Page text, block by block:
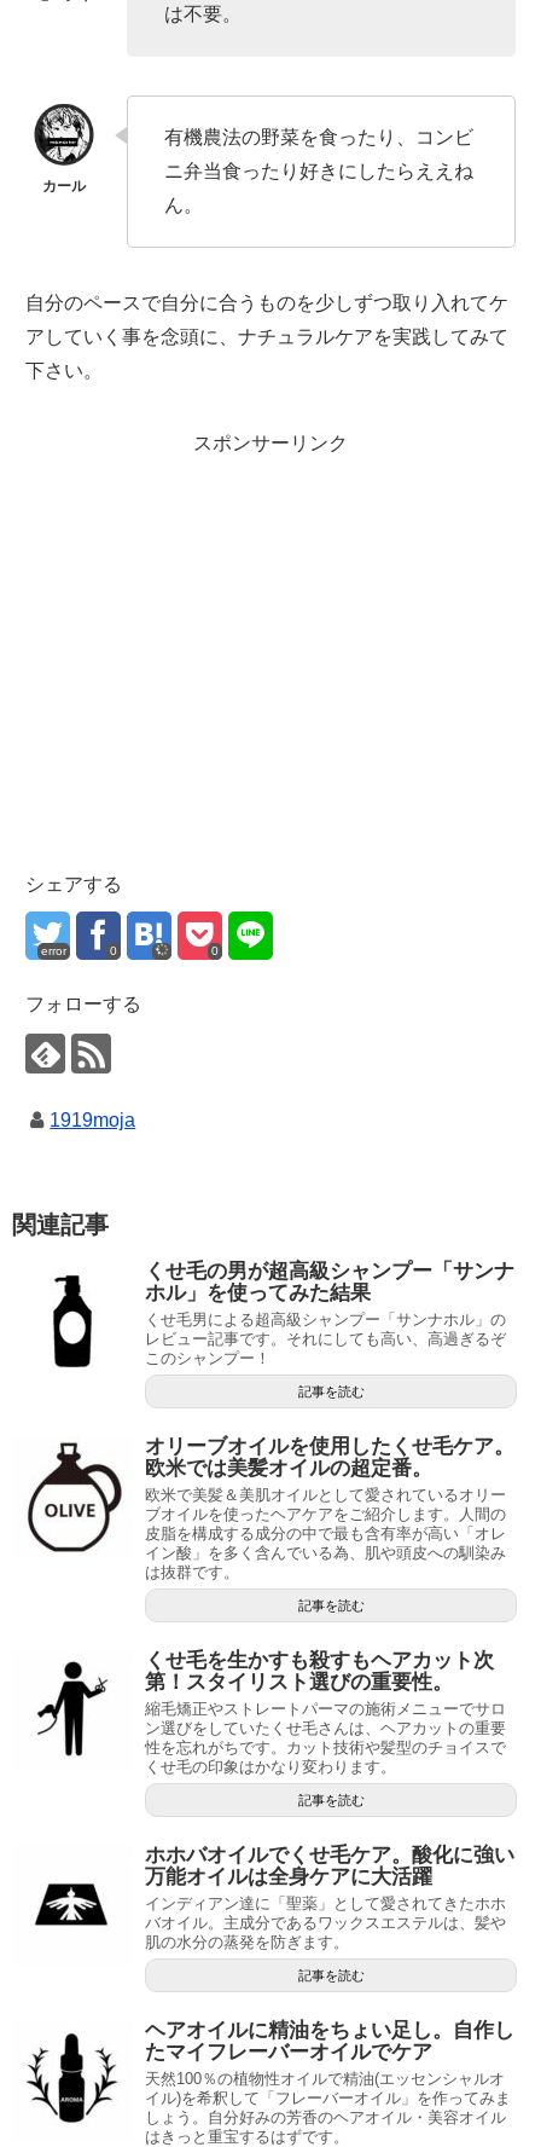
は不要。
有機農法の野菜を食ったり、コンビ
ニ弁当食ったり好きにしたらええね
ん。
自分のペースで自分に合うものを少しずつ取り入れてケ
アしていく事を念頭に、ナチュラルケアを実践してみて
下さい。
スポンサーリンク
シェアする
error 0 0
フォローする
1919moja
関連記事
くせ毛の男が超高級シャンプー「サンナ
ホル」を使ってみた結果
くせ毛男による超高級シャンプー「サンナホル」の
レビュー記事です。それにしても高い、高過ぎるぞ
このシャンプー！
記事を読む
オリーブオイルを使用したくせ毛ケア。
欧米では美髪オイルの超定番。
欧米で美髪＆美肌オイルとして愛されているオリー
ブオイルを使ったヘアケアをご紹介します。人間の
皮脂を構成する成分の中で最も含有率が高い「オレ
イン酸」を多く含んでいる為、肌や頭皮への馴染み
は抜群です。
記事を読む
くせ毛を生かすも殺すもヘアカット次
第！スタイリスト選びの重要性。
縮毛矯正やストレートパーマの施術メニューでサロ
ン選びをしていたくせ毛さんは、ヘアカットの重要
性を忘れがちです。カット技術や髪型のチョイスで
くせ毛の印象はかなり変わります。
記事を読む
ホホバオイルでくせ毛ケア。酸化に強い
万能オイルは全身ケアに大活躍
インディアン達に「聖薬」として愛されてきたホホ
バオイル。主成分であるワックスエステルは、髪や
肌の水分の蒸発を防ぎます。
記事を読む
ヘアオイルに精油をちょい足し。自作し
たマイフレーバーオイルでケア
天然100％の植物性オイルで精油(エッセンシャルオ
イル)を希釈して「フレーバーオイル」を作ってみま
しょう。自分好みの芳香のヘアオイル・美容オイル
はきっと重宝するはずです。